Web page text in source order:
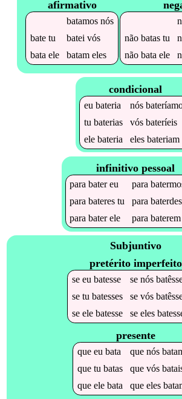
afirmativo
batamosnós
batetu batei vós
bata ele batameles
não batastu
não bata ele
condicional
eu bateria nós
tu baterias vós bateríeis
ele bateria eles bateriam
infinitivo pessoal
parabatereu para
parabateres tu parabaterdes
parabaterele parabaterem
Subjuntivo
pretérito imperfeito
se eu batesse se nós
se tu batesses se vós
se ele batesse se eles
presente
que eu bata que nós
que tu batas que vós
que ele bata que eles